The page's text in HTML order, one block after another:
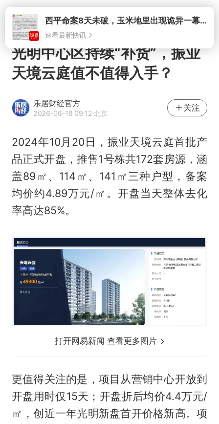
打开西平命案8天未破，玉米地里出现诡异一幕，我突然想起了欧金中
速看最新快讯
光明中心区持续“补货”，振业
天境云庭值不值得入手？
乐居财经官方
2026-06-18 09:12·北京
关注
2024年10月20日，振业天境云庭首批产
品正式开盘，推售1号栋共172套房源，涵
盖89㎡、114㎡、141㎡三种户型，备案
均价约4.89万元/㎡。开盘当天整体去化
率高达85%。
打开网易新闻 查看更多图片
更值得关注的是，项目从营销中心开放到
开盘用时仅15天；开盘折后均价4.4万元/
㎡，创近一年光明新盘首开价格新高。项